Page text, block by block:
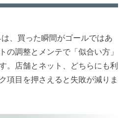
、買った瞬間がゴールではあ
の調整とメンテで「似合い方」
。店舗とネット、どちらにも利
項目を押さえると失敗が減りま